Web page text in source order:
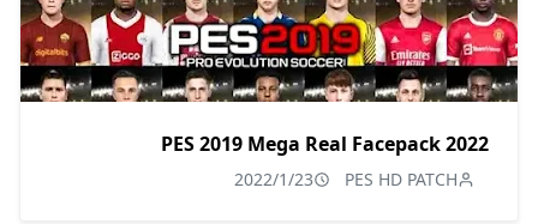
PES 2019 Mega Real Facepack 2022
PES HD PATCH
2022/1/23